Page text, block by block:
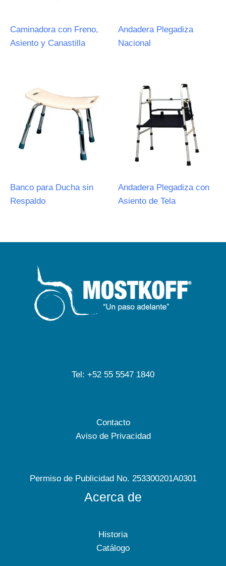
Caminadora con Freno,
Asiento y Canastilla
Andadera Plegadiza
Nacional
Banco para Ducha sin
Respaldo
Andadera Plegadiza con
Asiento de Tela
Tel: +52 55 5547 1840
Contacto
Aviso de Privacidad
Permiso de Publicidad No. 253300201A0301
Acerca de
Historia
Catálogo